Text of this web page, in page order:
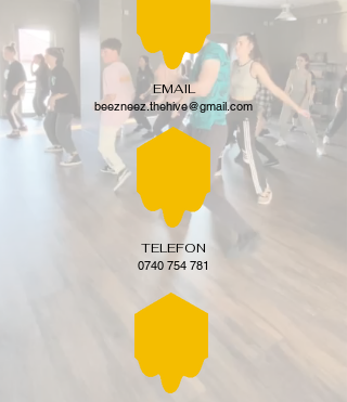
EMAIL
beezneez.thehive@gmail.com
TELEFON
0740 754 781